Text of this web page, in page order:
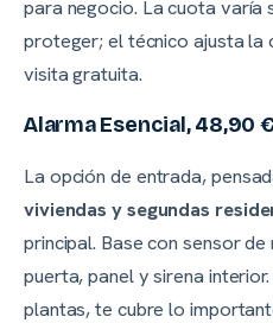
para negocio. La cuota varía
proteger; el técnico ajusta la
visita gratuita.
Alarma Esencial, 48,90
La opción de entrada,
viviendas y segundas
principal. Base con sensor
puerta, panel y sirena
plantas, te cubre lo